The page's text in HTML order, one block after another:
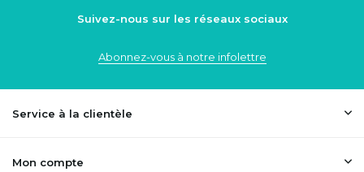
Suivez-nous sur les réseaux sociaux
Abonnez-vous à notre infolettre
Service à la clientèle
Mon compte